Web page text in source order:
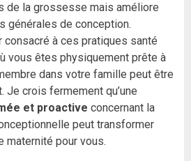
de la grossesse mais améliore
générales de conception.
consacré à ces pratiques santé
vous êtes physiquement prête à
dans votre famille peut être
Je crois fermement qu’une
et proactive concernant la
peut transformer
maternité pour vous.